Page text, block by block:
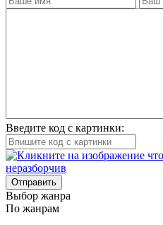
Введите код с картинки:
Отправить
Вы­бор жан­ра
По жан­рам